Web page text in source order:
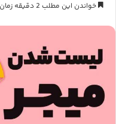
خواندن این مطلب 2 دقیقه زمان میبرد